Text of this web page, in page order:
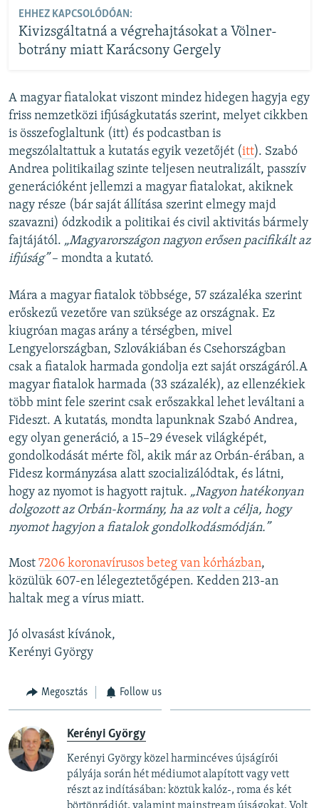
EHHEZ KAPCSOLÓDÓAN:
Kivizsgáltatná a végrehajtásokat a Völner-
botrány miatt Karácsony Gergely
A magyar fiatalokat viszont mindez hidegen hagyja egy
friss nemzetközi ifjúságkutatás szerint, melyet cikkben
is összefoglaltunk (itt) és podcastban is
megszólaltattuk a kutatás egyik vezetőjét (itt). Szabó
Andrea politikailag szinte teljesen neutralizált, passzív
generációként jellemzi a magyar fiatalokat, akiknek
nagy része (bár saját állítása szerint elmegy majd
szavazni) ódzkodik a politikai és civil aktivitás bármely
fajtájától. „Magyarországon nagyon erősen pacifikált az
ifjúság”– mondta a kutató.
Mára a magyar fiatalok többsége, 57 százaléka szerint
erőskezű ve­zetőre van szüksége az országnak. Ez
kiugróan magas arány a térségben, mivel
Lengyelországban, Szlovákiában és Csehországban
csak a fia­talok harmada gondolja ezt saját országáról.A
magyar fiatalok harmada (33 százalék), az ellenzékiek
több mint fele szerint csak erőszakkal lehet leváltani a
Fideszt. A kutatás, mondta lapunknak Szabó Andrea,
egy olyan generáció, a 15–29 évesek világképét,
gondolkodását mérte föl, akik már az Orbán-érában, a
Fidesz kormányzása alatt szocializálódtak, és látni,
hogy az nyomot is hagyott rajtuk. „Nagyon hatékonyan
dolgozott az Orbán-kormány, ha az volt a célja, hogy
nyomot hagyjon a fiatalok gondolkodásmódján.”
Most 7206 koronavírusos beteg van kórházban,
közülük 607-en lélegeztetőgépen. Kedden 213-an
haltak meg a vírus miatt.
Jó olvasást kívánok,
Kerényi György
Megosztás Follow us
Kerényi György
Kerényi György közel harmincéves újságírói
pályája során hét médiumot alapított vagy vett
részt az indításában: köztük kalóz-, roma és két